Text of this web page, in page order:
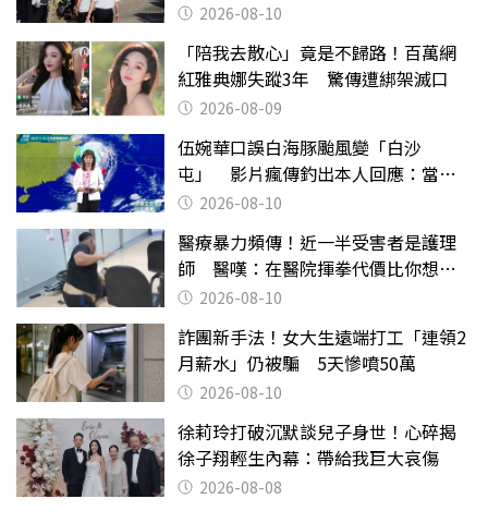
2026-08-10
「陪我去散心」竟是不歸路！百萬網
紅雅典娜失蹤3年 驚傳遭綁架滅口
2026-08-09
伍婉華口誤白海豚颱風變「白沙
屯」 影片瘋傳釣出本人回應：當下
懊惱到現在
2026-08-10
醫療暴力頻傳！近一半受害者是護理
師 醫嘆：在醫院揮拳代價比你想像
的還要大
2026-08-10
詐團新手法！女大生遠端打工「連領2
月薪水」仍被騙 5天慘噴50萬
2026-08-10
徐莉玲打破沉默談兒子身世！心碎揭
徐子翔輕生內幕：帶給我巨大哀傷
2026-08-08